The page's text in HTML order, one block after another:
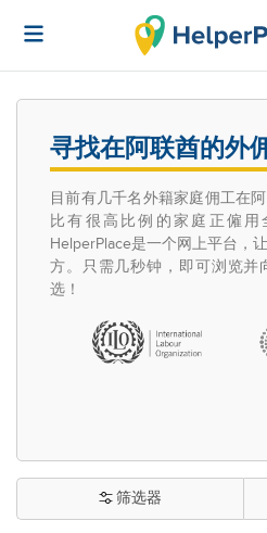
寻找在阿联酋的外
目前有几千名外籍家庭佣工在
比有很高比例的家庭正僱用
HelperPlace是一个网上平台，
方。只需几秒钟，即可浏览并
选！
筛选器